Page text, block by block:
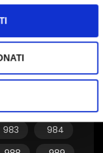
958
963
964
968
973
974
983
984